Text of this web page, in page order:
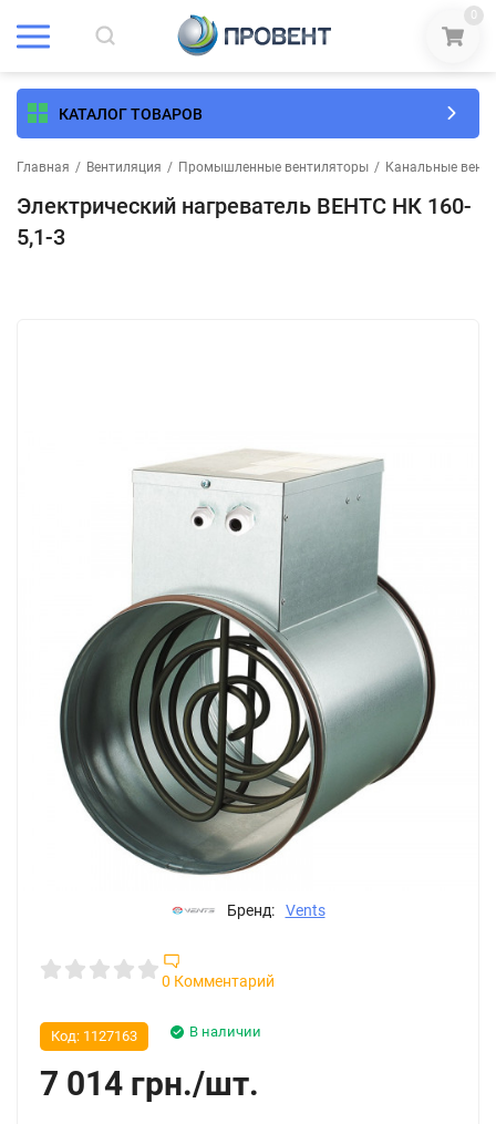
0
КАТАЛОГ ТОВАРОВ
Главная / Вентиляция / Промышленные вентиляторы / Канальные
Электрический нагреватель ВЕНТС НК 160-
5,1-3
Бренд: Vents
0 Комментарий
В наличии
Код: 1127163
7 014 грн./шт.